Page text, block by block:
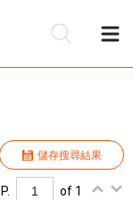
儲存搜尋結果
P. of 1